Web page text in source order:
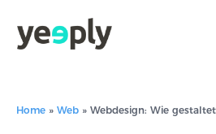
Home » Web » Webdesign: Wie